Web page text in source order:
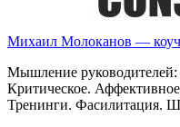
Михаил Молоканов — коуч
Мышление руководителей:
Критическое.
Тренинги. Фасилитация.